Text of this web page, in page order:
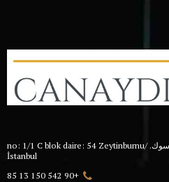
مالتيبي ماه. Tayyareci سامي سوك. no: 1/1 C blok daire: 54 Zeytinburnu/
İstanbul
+90 542 150 13 85